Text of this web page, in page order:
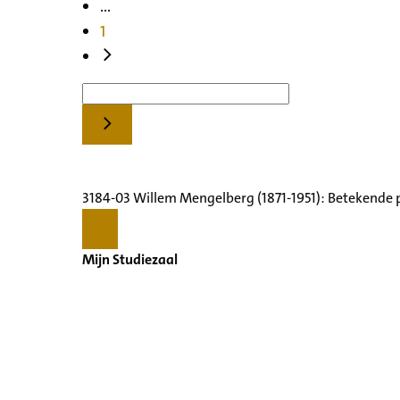
...
1
3184-03 Willem Mengelberg (1871-1951):
Mijn Studiezaal